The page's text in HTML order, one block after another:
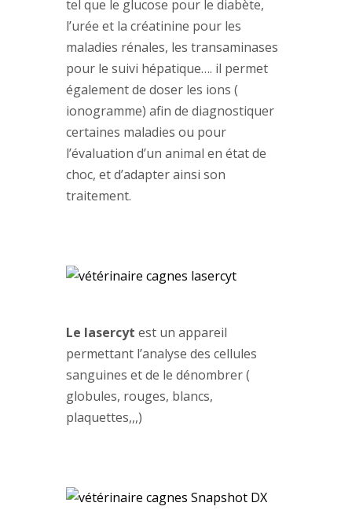
tel que le glucose pour le diabète,
l’urée et la créatinine pour les
maladies rénales, les transaminases
pour le suivi hépatique…. il permet
également de doser les ions (
ionogramme) afin de diagnostiquer
certaines maladies ou pour
l’évaluation d’un animal en état de
choc, et d’adapter ainsi son
traitement.
Le lasercyt est un appareil
permettant l’analyse des cellules
sanguines et de le dénombrer (
globules, rouges, blancs,
plaquettes,,,)